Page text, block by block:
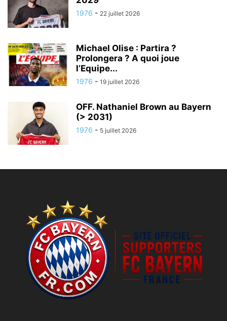
1976 - 22 juillet 2026
Michael Olise : Partira ?
Prolongera ? A quoi joue
l’Equipe...
1976 - 19 juillet 2026
OFF. Nathaniel Brown au Bayern
(> 2031)
1976 - 5 juillet 2026